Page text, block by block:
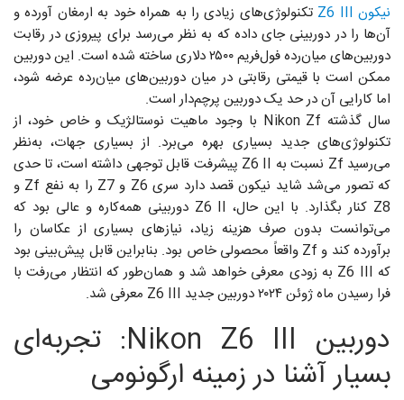
نیکون Z6 III
تکنولوژی‌های زیادی را به همراه خود به ارمغان آورده و
آن‌ها را در دوربینی جای داده که به نظر می‌رسد برای پیروزی در رقابت
دوربین‌های میان‌رده فول‌فریم ۲۵۰۰ دلاری ساخته شده است. این دوربین
ممکن است با قیمتی رقابتی در میان دوربین‌های میان‌رده عرضه شود،
اما کارایی آن در حد یک دوربین پرچم‌دار است.
سال گذشته Nikon Zf با وجود ماهیت نوستالژیک و خاص خود، از
تکنولوژی‌های جدید بسیاری بهره می‌برد. از بسیاری جهات، به‌نظر
می‌رسید Zf نسبت به Z6 II پیشرفت قابل توجهی داشته است، تا حدی
که تصور می‌شد شاید نیکون قصد دارد سری Z6 و Z7 را به نفع Zf و
Z8 کنار بگذارد. با این حال، Z6 II دوربینی همه‌کاره و عالی بود که
می‌توانست بدون صرف هزینه زیاد، نیازهای بسیاری از عکاسان را
برآورده کند و Zf واقعاً محصولی خاص بود. بنابراین قابل پیش‌بینی بود
که Z6 III به زودی معرفی خواهد شد و همان‌طور که انتظار می‌رفت با
فرا رسیدن ماه ژوئن ۲۰۲۴ دوربین جدید Z6 III معرفی شد.
دوربین Nikon Z6 III: تجربه‌ای
بسیار آشنا در زمینه ارگونومی